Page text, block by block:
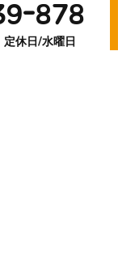
878
休日/水曜日